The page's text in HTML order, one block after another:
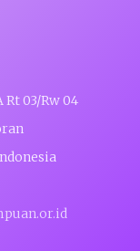
Rt 03/Rw 04